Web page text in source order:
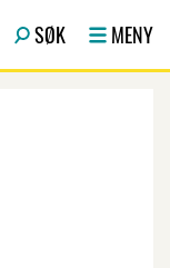
SØK MENY